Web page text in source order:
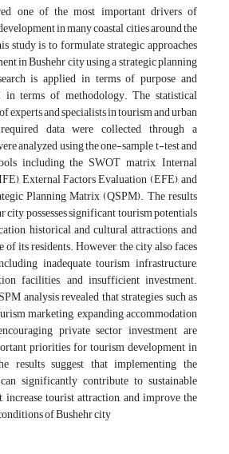
one of the most important drivers of
in many coastal cities around the
study is to formulate strategic approaches
in Bushehr city using a strategic planning
is applied in terms of purpose and
in terms of methodology. The statistical
experts and specialists in tourism and urban
data were collected through a
analyzed using the one-sample t-test and
including the SWOT matrix, Internal
External Factors Evaluation (EFE), and
Planning Matrix (QSPM). The results
city possesses significant tourism potentials
historical and cultural attractions, and
its residents. However, the city also faces
inadequate tourism infrastructure,
facilities, and insufficient investment.
analysis revealed that strategies such as
marketing, expanding accommodation
private sector investment are
priorities for tourism development in
results suggest that implementing the
significantly contribute to sustainable
increase tourist attraction, and improve the
of Bushehr city